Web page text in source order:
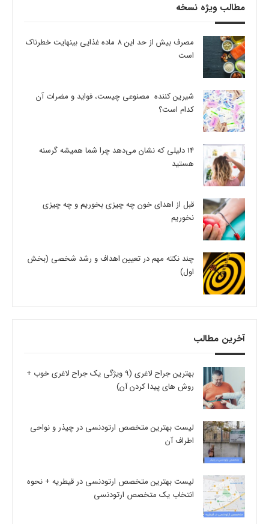
مطالب ویژه نسخه
مصرف بیش از حد این 8 ماده غذایی بینهایت خطرناک
است
شیرین کننده مصنوعی چیست، فواید و مضرات آن
کدام است؟
14 دلیلی که نشان می‌دهد چرا شما همیشه گرسنه
هستید
قبل از اهدای خون چه چیزی بخوریم و چه چیزی
نخوریم
چند نکته مهم در تعیین اهداف و رشد شخصی (بخش
اول)
آخرین مطالب
بهترین جراح لاغری (9 ویژگی یک جراح لاغری خوب +
روش های پیدا کردن آن)
لیست بهترین متخصص ارتودنسی در چیذر و نواحی
اطراف آن
لیست بهترین متخصص ارتودنسی در قیطریه + نحوه
انتخاب یک متخصص ارتودنسی